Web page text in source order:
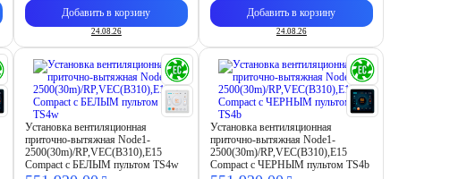
Добавить в корзину
24.08.26
Добавить в корзину
24.08.26
Установка вентиляционная
приточно-вытяжная Node1-
2500(30m)/RP,VEC(B310),E15
Compact с БЕЛЫМ пультом TS4w
Установка вентиляционная
приточно-вытяжная Node1-
2500(30m)/RP,VEC(B310),E15
Compact с ЧЕРНЫМ пультом TS4b